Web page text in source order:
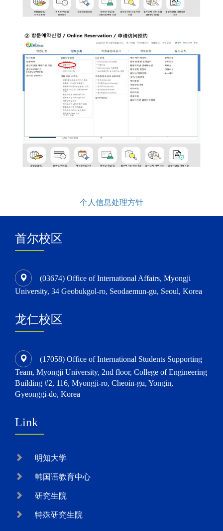
个人信息处理方针
首尔校区
(03674) Office of International Affairs, Myongji
University, 34 Geobukgol-ro, Seodaemun-gu, Seoul, Korea
龙仁校区
(17058) Office of International Students Supporting
Team, Myongji University, 2nd floor, College of Engineering
Building #2, 116, Myongji-ro, Cheoin-gu, Yongin,
Gyeonggi-do, Korea
Link
明知大学
韩国语教育中心
研究生院
特殊研究生院